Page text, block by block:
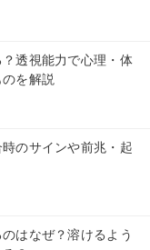
透視能力で心理・体
を解説
のサインや前兆・起
はなぜ？溶けるよう